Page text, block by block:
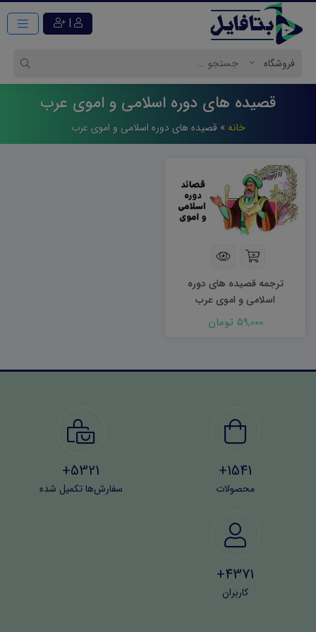
|
قصیده های دوره اسلامی و اموی عرب
خانه »قصیده های دوره اسلامی و اموی عرب
ترجمه قصیده های دوره
اسلامی و اموی عرب
59,000 تومان
1541+
محصولات
5321+
سفارش‌ها تکمیل شده
4371+
کاربران